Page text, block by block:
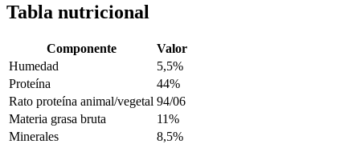
Tabla nutricional
Componente
Valor
Humedad
5,5%
Proteína
44%
Rato proteína animal/vegetal 94/06
Materia grasa bruta
11%
Minerales
8,5%